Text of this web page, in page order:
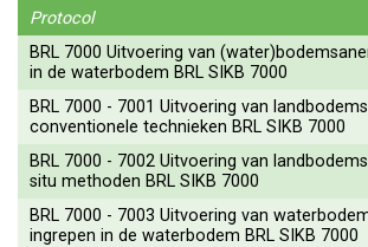
Protocol
BRL 7000 Uitvoering van
in de waterbodem BRL SIKB 7000
BRL 7000 - 7001 Uitvoering van
conventionele technieken BRL SIKB 7000
BRL 7000 - 7002 Uitvoering van
situ methoden BRL SIKB 7000
BRL 7000 - 7003 Uitvoering van
ingrepen in de waterbodem BRL SIKB 7000